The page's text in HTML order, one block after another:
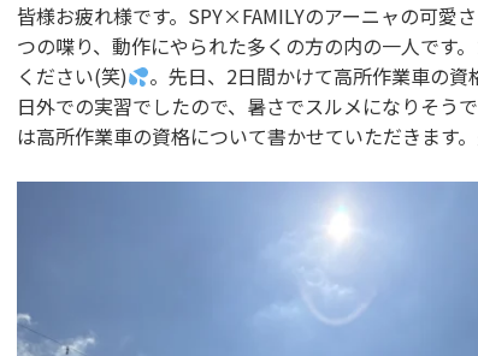
皆様お疲れ様です。SPY×FAMILYのアーニャの可愛
つの喋り、動作にやられた多くの方の内の一人です
ください(笑)
。先日、2日間かけて高所作業車の
日外での実習でしたので、暑さでスルメになりそう
は高所作業車の資格について書かせていただきます